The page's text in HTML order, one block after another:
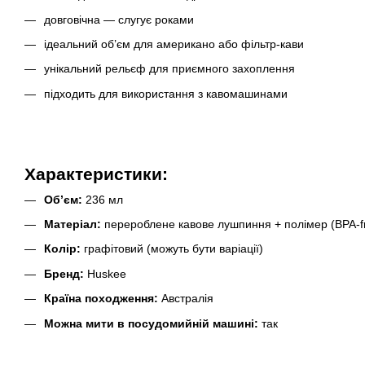
довговічна — слугує роками
ідеальний об’єм для американо або фільтр-кави
унікальний рельєф для приємного захоплення
підходить для використання з кавомашинами
Характеристики:
Обʼєм: 236 мл
Матеріал: перероблене кавове лушпиння + полімер (BPA-
Колір: графітовий (можуть бути варіації)
Бренд: Huskee
Країна походження: Австралія
Можна мити в посудомийній машині: так